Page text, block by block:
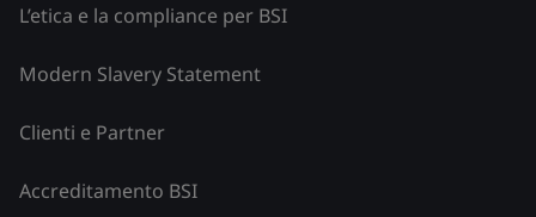
L’etica e la compliance per BSI
Modern Slavery Statement
Clienti e Partner
Accreditamento BSI